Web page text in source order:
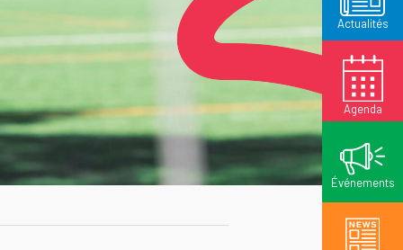
Actualités
Agenda
Événements